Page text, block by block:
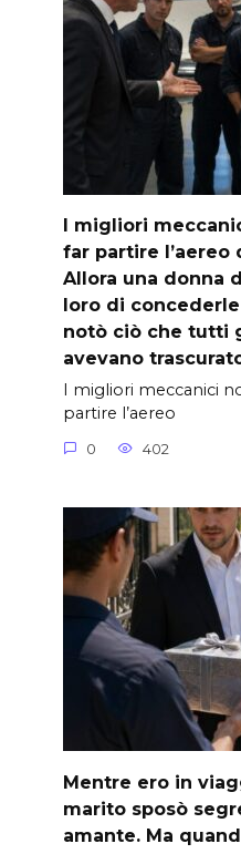
I migliori
far partire l’aereo
Allora una donna
loro di
notò ciò che tutti
avevano
I migliori meccanici
partire l’aereo
0 402
Mentre ero in
marito sposò
amante. Ma